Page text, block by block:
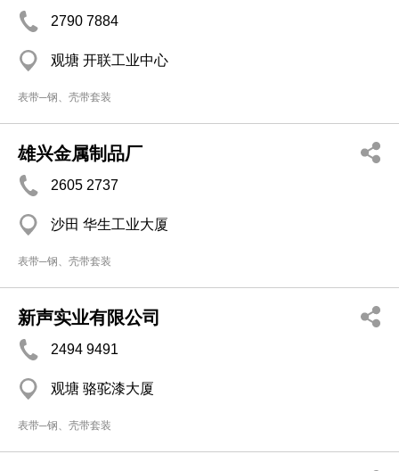
2790 7884
观塘 开联工业中心
表带─钢、壳带套装
雄兴金属制品厂
2605 2737
沙田 华生工业大厦
表带─钢、壳带套装
新声实业有限公司
2494 9491
观塘 骆驼漆大厦
表带─钢、壳带套装